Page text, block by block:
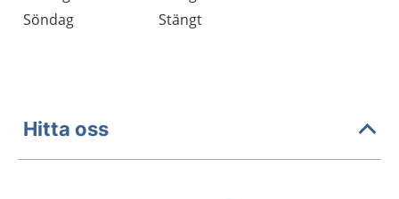
Söndag
Stängt
Hitta oss